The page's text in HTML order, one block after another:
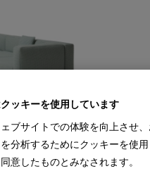
テムソファ／ローテーブル セ
ッキーを使用しています
ブサイトでの体験を向上させ
を分析するためにクッキーを使
意したものとみなされます。